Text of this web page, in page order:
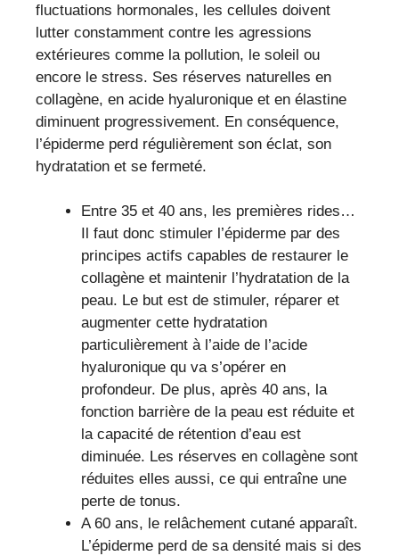
fluctuations hormonales, les cellules doivent
lutter constamment contre les agressions
extérieures comme la pollution, le soleil ou
encore le stress. Ses réserves naturelles en
collagène, en acide hyaluronique et en élastine
diminuent progressivement. En conséquence,
l’épiderme perd régulièrement son éclat, son
hydratation et se fermeté.
Entre 35 et 40 ans, les premières rides…
Il faut donc stimuler l’épiderme par des
principes actifs capables de restaurer le
collagène et maintenir l’hydratation de la
peau. Le but est de stimuler, réparer et
augmenter cette hydratation
particulièrement à l’aide de l’acide
hyaluronique qu va s’opérer en
profondeur. De plus, après 40 ans, la
fonction barrière de la peau est réduite et
la capacité de rétention d’eau est
diminuée. Les réserves en collagène sont
réduites elles aussi, ce qui entraîne une
perte de tonus.
A 60 ans, le relâchement cutané apparaît.
L’épiderme perd de sa densité mais si des